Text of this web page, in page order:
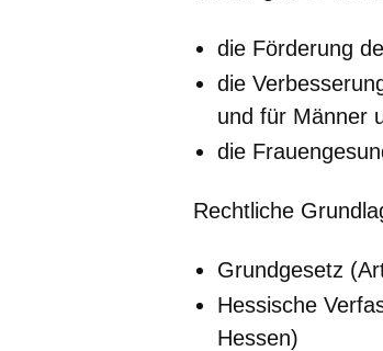
die Förderung
die
und für Männer
die
Rechtliche
Grundgesetz
Hessische
Hessen)